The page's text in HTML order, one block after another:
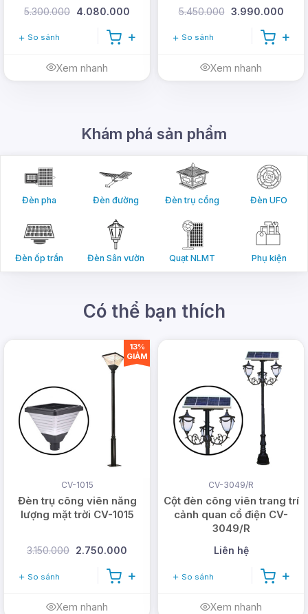
5.300.000 4.080.000
So sánh
Xem nhanh
5.450.000 3.990.000
So sánh
Xem nhanh
Khám phá sản phẩm
Đèn pha Đèn đường Đèn trụ cổng Đèn UFO
Đèn ốp trần Đèn Sân vườn Quạt NLMT Phụ kiện
Có thể bạn thích
CV-1015
Đèn trụ công viên năng
lượng mặt trời CV-1015
3.150.000 2.750.000
So sánh
Xem nhanh
13%
GIẢM
CV-3049/R
Cột đèn công viên trang trí
cảnh quan cổ điện CV-
3049/R
Liên hệ
So sánh
Xem nhanh